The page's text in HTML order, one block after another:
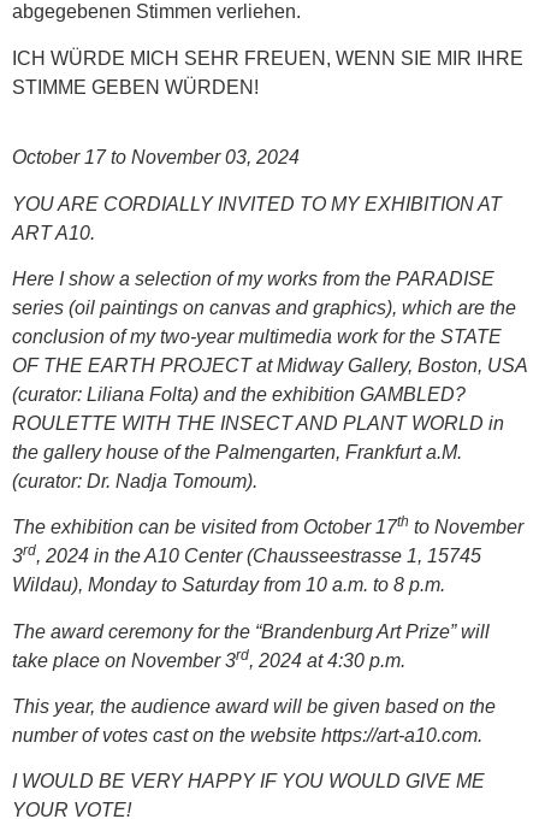
abgegebenen Stimmen verliehen.
ICH WÜRDE MICH SEHR FREUEN, WENN SIE MIR IHRE
STIMME GEBEN WÜRDEN!
October17 to November 03, 2024
YOU ARE CORDIALLY INVITED TO MY EXHIBITION AT
ART A10.
Here I show a selection of my works from the PARADISE
series (oil paintings on canvas and graphics), which are the
conclusion of my two-year multimedia work for the STATE
OF THE EARTH PROJECTat Midway Gallery, Boston, USA
(curator: Liliana Folta) and the exhibition GAMBLED?
ROULETTE WITH THE INSECT AND PLANT WORLD in
the gallery house of the Palmengarten, Frankfurt a.M.
(curator: Dr. Nadja Tomoum).
The exhibition can be visited from October 17th to November
3rd, 2024 in the A10 Center (Chausseestrasse 1, 15745
Wildau), Monday to Saturday from 10 a.m. to 8 p.m.
The award ceremony for the “Brandenburg Art Prize” will
take place on November 3rd, 2024 at 4:30 p.m.
This year, the audience award will be given based on the
number of votes cast on the website https://art-a10.com.
I WOULD BE VERY HAPPY IF YOU WOULD GIVE ME
YOUR VOTE!